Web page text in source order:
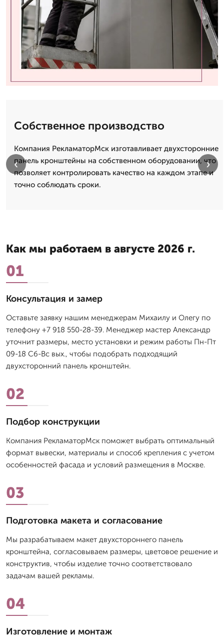
Собственное производство
Компания РекламаторМск изготавливает двухсторонние
панель кронштейны на собственном оборудовании, что
позволяет контролировать качество на каждом этапе и
точно соблюдать сроки.
‹ ›
Как мы работаем в августе 2026 г.
01
Консультация и замер
Оставьте заявку нашим менеджерам Михаилу и Олегу по
телефону +7 918 550-28-39. Менеджер мастер Александр
уточнит размеры, место установки и режим работы Пн-Пт
09-18 Сб-Вс вых., чтобы подобрать подходящий
двухсторонний панель кронштейн.
02
Подбор конструкции
Компания РекламаторМск поможет выбрать оптимальный
формат вывески, материалы и способ крепления с учетом
особенностей фасада и условий размещения в Москве.
03
Подготовка макета и согласование
Мы разрабатываем макет двухстороннего панель
кронштейна, согласовываем размеры, цветовое решение и
конструктив, чтобы изделие точно соответствовало
задачам вашей рекламы.
04
Изготовление и монтаж